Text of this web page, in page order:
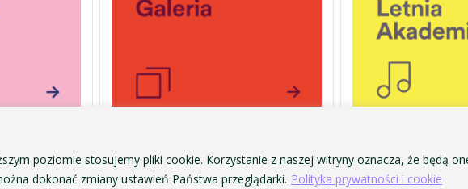
poziomie stosujemy pliki cookie. Korzystanie z naszej witryny oznacza, że będą
dokonać zmiany ustawień Państwa przeglądarki. Polityka prywatności i cookie
Muzyczna im. Krzysztofa Pendereckiego w Krakowie
OCHRONA DANYCH